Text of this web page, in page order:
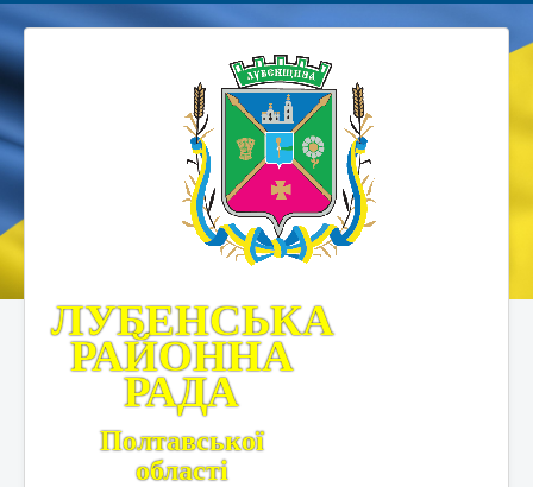
ЛУБЕНСЬКА
РАЙОННА
РАДА
Полтавської
області